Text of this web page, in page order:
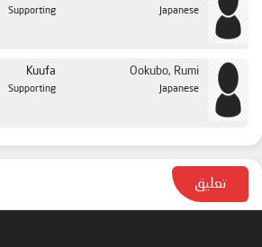
Supporting Japanese
Kuufa
Supporting
Ookubo, Rumi
Japanese
تعليق